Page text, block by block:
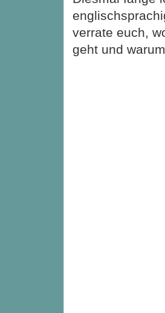
verrate euch,
geht und